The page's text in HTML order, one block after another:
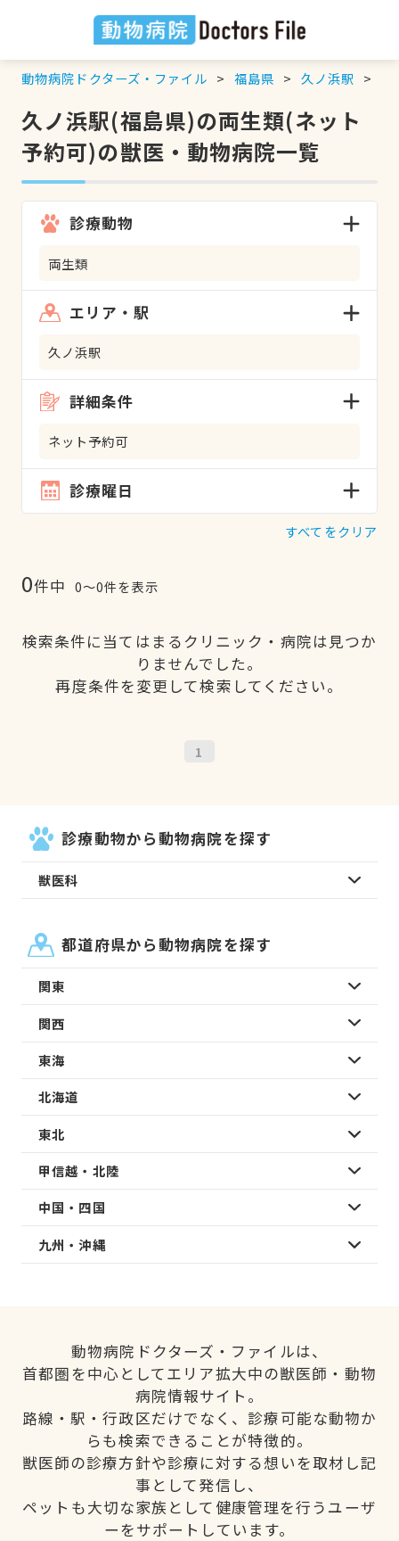
動物病院ドクターズ・ファイル 福島県 久ノ浜駅
久ノ浜駅(福島県)の両生類(ネット
予約可)の獣医・動物病院一覧
診療動物
両生類
エリア・駅
久ノ浜駅
詳細条件
ネット予約可
診療曜日
すべてをクリア
0件中 0〜0件を表示
検索条件に当てはまるクリニック・病院は見つか
りませんでした。
再度条件を変更して検索してください。
1
診療動物から動物病院を探す
獣医科
都道府県から動物病院を探す
関東
関西
東海
北海道
東北
甲信越・北陸
中国・四国
九州・沖縄
動物病院ドクターズ・ファイルは、
首都圏を中心としてエリア拡大中の獣医師・動物
病院情報サイト。
路線・駅・行政区だけでなく、診療可能な動物か
らも検索できることが特徴的。
獣医師の診療方針や診療に対する想いを取材し記
事として発信し、
ペットも大切な家族として健康管理を行うユーザ
ーをサポートしています。